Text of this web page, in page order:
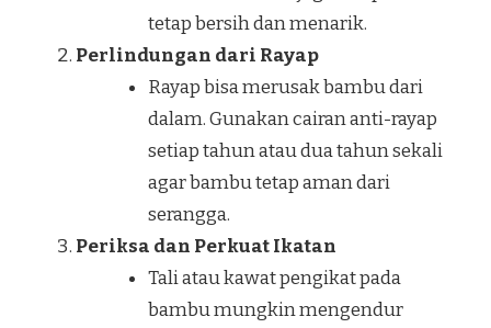
tetap bersih dan menarik.
Perlindungan dari Rayap
Rayap bisa merusak bambu dari
dalam. Gunakan cairan anti-rayap
setiap tahun atau dua tahun sekali
agar bambu tetap aman dari
serangga.
Periksa dan Perkuat Ikatan
Tali atau kawat pengikat pada
bambu mungkin mengendur